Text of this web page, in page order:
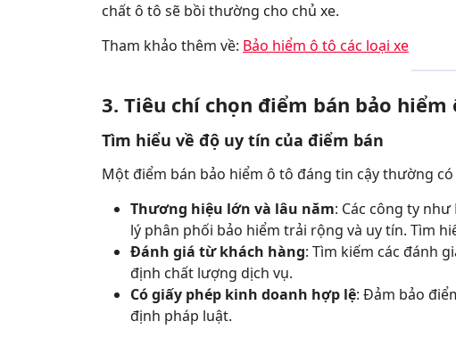
chất ô tô sẽ bồi thường cho chủ xe.
Tham khảo thêm về: Bảo hiểm ô tô các loại xe
3. Tiêu chí chọn điểm bán bảo
Tìm hiểu về độ uy tín của điểm bán
Một điểm bán bảo hiểm ô tô đáng tin cậy thường có
Thương hiệu lớn và lâu năm: Các công ty
lý phân phối bảo hiểm trải rộng và uy tín. Tìm
Đánh giá từ khách hàng: Tìm kiếm các đánh
định chất lượng dịch vụ.
Có giấy phép kinh doanh hợp lệ: Đảm bảo
định pháp luật.